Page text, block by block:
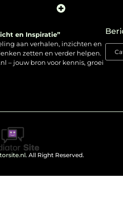
en Inspiratie”
aan verhalen, inzichten en
zetten en verder helpen.
– jouw bron voor kennis, groei
. All Right Reserved.